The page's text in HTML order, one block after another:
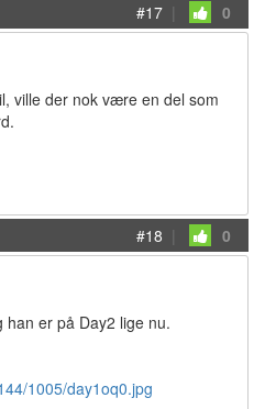
#17 | 0
ville der nok være en del som
#18 | 0
han er på Day2 lige nu.
1005/day1oq0.jpg